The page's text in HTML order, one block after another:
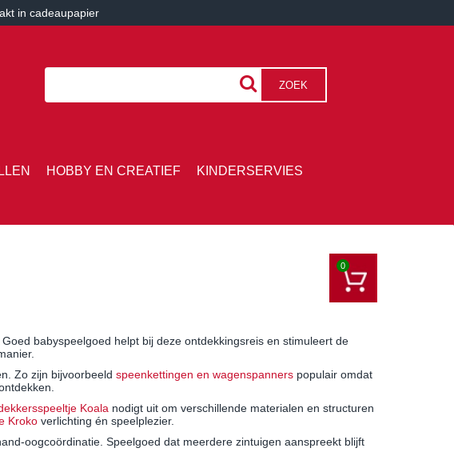
in cadeaupapier
ZOEK
HOBBY EN CREATIEF KINDERSERVIES
0
babyspeelgoed helpt bij deze ontdekkingsreis en stimuleert de
Zo zijn bijvoorbeeld speenkettingen en wagenspannerspopulair omdat
Koala nodigt uit om verschillende materialen en structuren
Krokoverlichting én speelplezier.
oogcoördinatie. Speelgoed dat meerdere zintuigen aanspreekt blijft